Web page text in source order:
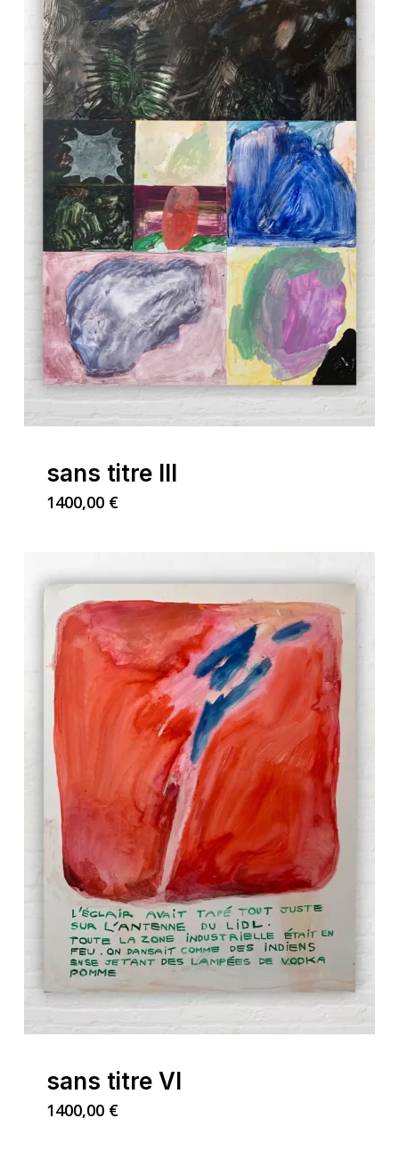
sans titre III
1400,00 €
sans titre VI
1400,00 €